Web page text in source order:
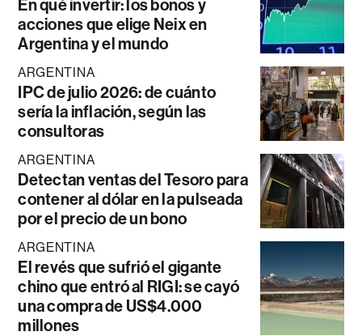
En qué invertir: los bonos y
acciones que elige Neix en
Argentina y el mundo
ARGENTINA
IPC de julio 2026: de cuánto
sería la inflación, según las
consultoras
ARGENTINA
Detectan ventas del Tesoro para
contener al dólar en la pulseada
por el precio de un bono
ARGENTINA
El revés que sufrió el gigante
chino que entró al RIGI: se cayó
una compra de US$4.000
millones